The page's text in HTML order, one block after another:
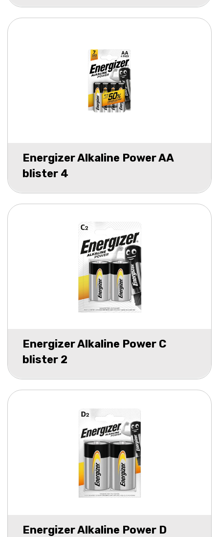
Energizer Alkaline Power AA
blister 4
Energizer Alkaline Power C
blister 2
Energizer Alkaline Power D